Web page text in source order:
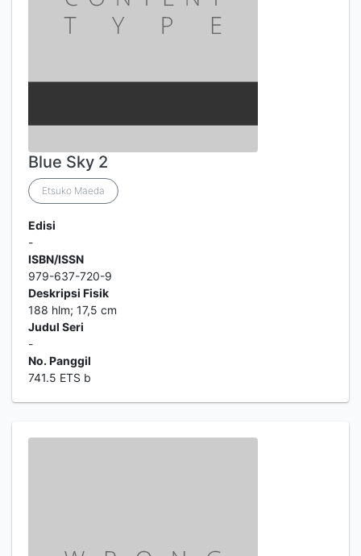
Blue Sky 2
Etsuko Maeda
Edisi
-
ISBN/ISSN
979-637-720-9
Deskripsi Fisik
188 hlm; 17,5 cm
Judul Seri
-
No. Panggil
741.5 ETS b